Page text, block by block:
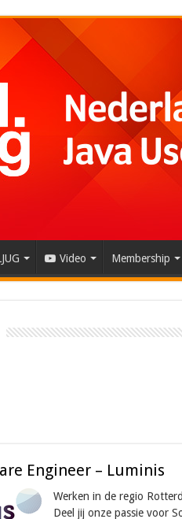
Video Membership
Engineer – Luminis
Werken in de regio
Deel jij onze passie voor